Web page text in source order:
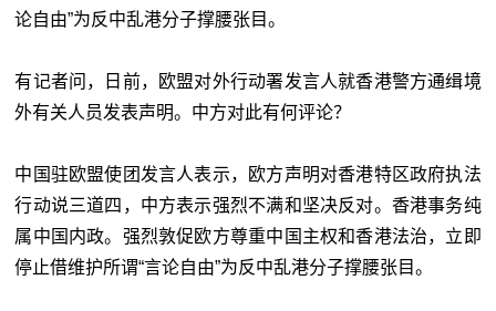
论自由”为反中乱港分子撑腰张目。
有记者问，日前，欧盟对外行动署发言人就香港警方通缉境
外有关人员发表声明。中方对此有何评论？
中国驻欧盟使团发言人表示，欧方声明对香港特区政府执法
行动说三道四，中方表示强烈不满和坚决反对。香港事务纯
属中国内政。强烈敦促欧方尊重中国主权和香港法治，立即
停止借维护所谓“言论自由”为反中乱港分子撑腰张目。